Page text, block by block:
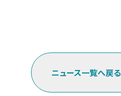
ニュース一覧へ戻る